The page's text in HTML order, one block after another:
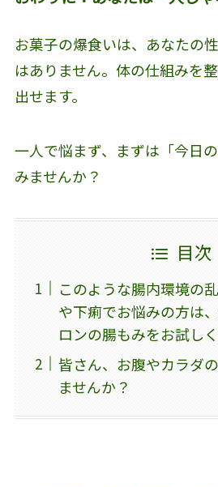
お菓子の爆食いは、あなたの
はありません。体の仕組みを
出せます。
一人で悩まず、まずは「今日
みませんか？
目次
このような腸内環境の
や下痢でお悩みの方は
ロンの腸もみをお試し
皆さん、お腹やカラダ
ませんか？